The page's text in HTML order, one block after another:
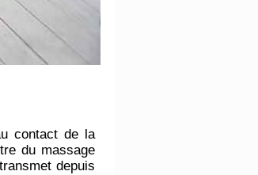
contact de la
du massage
depuis